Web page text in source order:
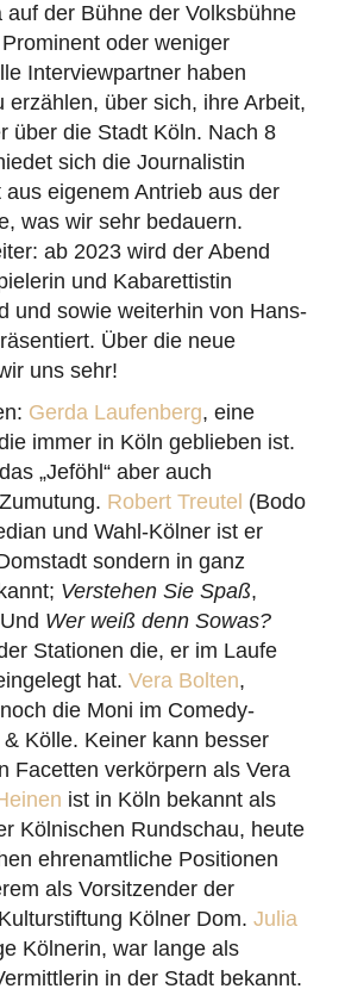
auf der Bühne der Volksbühne
oder weniger
Interviewpartner haben
erzählen, über sich, ihre Arbeit,
über die Stadt Köln. Nach 8
sich die Journalistin
eigenem Antrieb aus der
was wir sehr bedauern.
ab 2023 wird der Abend
und Kabarettistin
und sowie weiterhin von Hans-
Über die neue
uns sehr!
Gerda Laufenberg, eine
immer in Köln geblieben ist.
„Jeföhl“ aber auch
Robert Treutel (Bodo
und Wahl-Kölner ist er
sondern in ganz
Verstehen Sie Spaß,
Und Wer weiß denn Sowas?
Stationen die, er im Laufe
hat. Vera Bolten,
die Moni im Comedy-
Kölle. Keiner kann besser
Facetten verkörpern als Vera
ist in Köln bekannt als
Kölnischen Rundschau, heute
ehrenamtliche Positionen
als Vorsitzender der
Kölner Dom. Julia
Kölnerin, war lange als
in der Stadt bekannt.